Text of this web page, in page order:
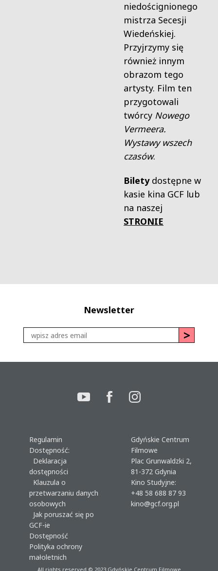
niedoścignionego
mistrza Secesji
Wiedeńskiej.
Przyjrzymy się
również innym
obrazom tego
artysty. Film ten
przygotowali
twórcy Nowego
Vermeera.
Wystawy wszech
czasów.
Biletydostępne w
kasie kina GCF lub
na naszej
STRONIE
Newsletter
Regulamin
Dostępność:
Deklaracja
dostępności
Klauzula o
przetwarzaniu danych
osobowych
Jak poruszać się po
GCF-ie
Dostępność
Polityka ochrony
małoletnich
Gdyńskie Centrum
Filmowe
Plac Grunwaldzki 2,
81-372 Gdynia
Kino Studyjne:
+48 58 688 87 93
kino@gcf.org.pl
All rights reserved © 2023Gdyńskie Centrum Filmowe